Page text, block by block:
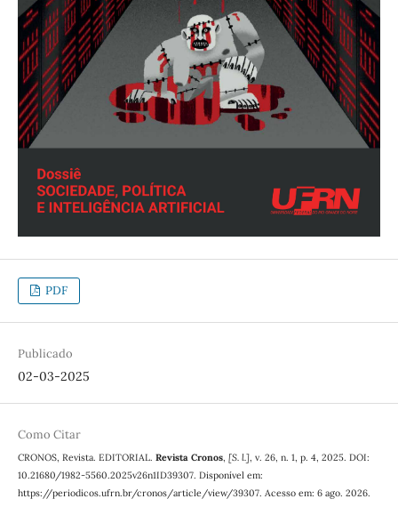
PDF
Publicado
02-03-2025
Como Citar
CRONOS, Revista. EDITORIAL. Revista Cronos, [S. l.], v. 26, n. 1, p. 4, 2025. DOI:
10.21680/1982-5560.2025v26n1ID39307. Disponível em:
https://periodicos.ufrn.br/cronos/article/view/39307. Acesso em: 6 ago. 2026.